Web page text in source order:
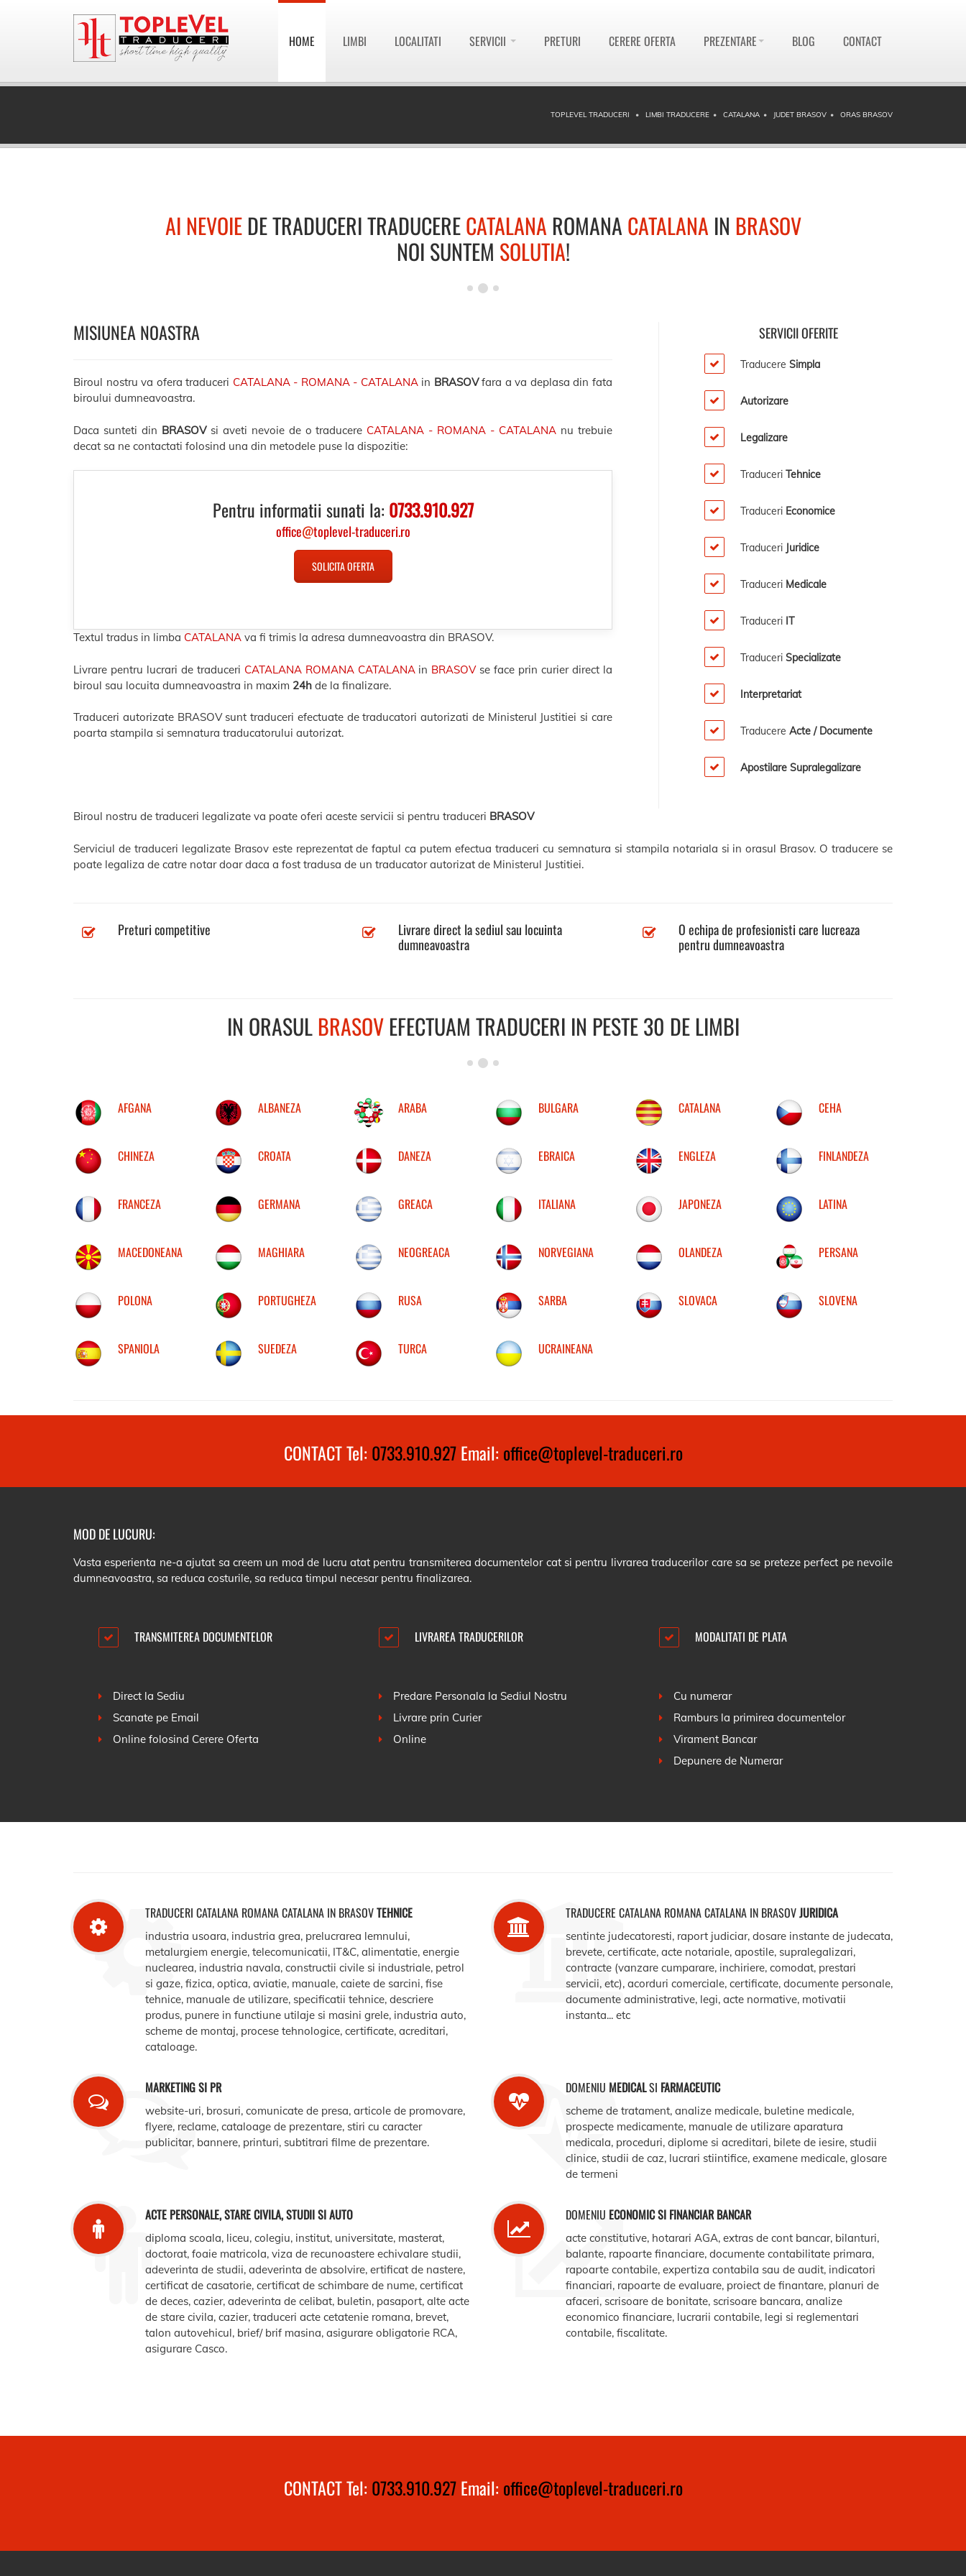
HOME LIMBI LOCALITATI SERVICII PRETURI CERERE OFERTA PREZENTARE BLOG CONTACT
TOPLEVEL TRADUCERI LIMBI TRADUCERE CATALANA JUDET BRASOV ORAS BRASOV
AI NEVOIEDE TRADUCERI TRADUCERECATALANA ROMANA CATALANA IN BRASOV
NOI SUNTEM SOLUTIA!
MISIUNEA NOASTRA
Biroul nostru va ofera traduceri CATALANA - ROMANA - CATALANA in BRASOVfara a va deplasa din fata
biroului dumneavoastra.
Daca sunteti din BRASOVsi aveti nevoie de o traducere CATALANA - ROMANA - CATALANA nu trebuie
decat sa ne contactati folosind una din metodele puse la dispozitie:
Pentru informatii sunati la: 0733.910.927
office@toplevel-traduceri.ro
SOLICITA OFERTA
Textul tradus in limba CATALANA va fi trimis la adresa dumneavoastra din BRASOV.
Livrare pentru lucrari de traduceri CATALANA ROMANA CATALANA in BRASOVse face prin curier direct la
biroul sau locuita dumneavoastra in maxim 24h de la finalizare.
Traduceri autorizate BRASOV sunt traduceri efectuate de traducatori autorizati de Ministerul Justitiei si care
poarta stampila si semnatura traducatorului autorizat.
SERVICII OFERITE
Traducere Simpla
Autorizare
Legalizare
Traduceri Tehnice
Traduceri Economice
Traduceri Juridice
Traduceri Medicale
Traduceri IT
Traduceri Specializate
Interpretariat
Traducere Acte / Documente
Apostilare Supralegalizare
Biroul nostru de traduceri legalizate va poate oferi aceste servicii si pentru traduceri BRASOV
Serviciul de traduceri legalizate Brasov este reprezentat de faptul ca putem efectua traduceri cu semnatura si stampila notariala si in orasul Brasov. O traducere se
poate legaliza de catre notar doar daca a fost tradusa de un traducator autorizat de Ministerul Justitiei.
Preturi competitive
Livrare direct la sediul sau locuinta
dumneavoastra
O echipa de profesionisti care lucreaza
pentru dumneavoastra
IN ORASULBRASOVEFECTUAM TRADUCERI IN PESTE 30 DE LIMBI
AFGANA ALBANEZA ARABA BULGARA CATALANA CEHA
CHINEZA CROATA DANEZA EBRAICA ENGLEZA FINLANDEZA
FRANCEZA GERMANA GREACA ITALIANA JAPONEZA LATINA
MACEDONEANA MAGHIARA NEOGREACA NORVEGIANA OLANDEZA PERSANA
POLONA PORTUGHEZA RUSA SARBA SLOVACA SLOVENA
SPANIOLA SUEDEZA TURCA UCRAINEANA
CONTACT Tel: 0733.910.927Email: office@toplevel-traduceri.ro
MOD DE LUCURU:
Vasta esperienta ne-a ajutat sa creem un mod de lucru atat pentru transmiterea documentelor cat si pentru livrarea traducerilor care sa se preteze perfect pe nevoile
dumneavoastra, sa reduca costurile, sa reduca timpul necesar pentru finalizarea.
TRANSMITEREA DOCUMENTELOR
Direct la Sediu
Scanate pe Email
Online folosind Cerere Oferta
LIVRAREA TRADUCERILOR
Predare Personala la Sediul Nostru
Livrare prin Curier
Online
MODALITATI DE PLATA
Cu numerar
Ramburs la primirea documentelor
Virament Bancar
Depunere de Numerar
TRADUCERI CATALANA ROMANA CATALANA IN BRASOVTEHNICE
industria usoara, industria grea, prelucrarea lemnului,
metalurgiem energie, telecomunicatii, IT&C, alimentatie, energie
nuclearea, industria navala, constructii civile si industriale, petrol
si gaze, fizica, optica, aviatie, manuale, caiete de sarcini, fise
tehnice, manuale de utilizare, specificatii tehnice, descriere
produs, punere in functiune utilaje si masini grele, industria auto,
scheme de montaj, procese tehnologice, certificate, acreditari,
cataloage.
TRADUCERE CATALANA ROMANA CATALANA IN BRASOVJURIDICA
sentinte judecatoresti, raport judiciar, dosare instante de judecata,
brevete, certificate, acte notariale, apostile, supralegalizari,
contracte (vanzare cumparare, inchiriere, comodat, prestari
servicii, etc), acorduri comerciale, certificate, documente personale,
documente administrative, legi, acte normative, motivatii
instanta... etc
MARKETING SI PR
website-uri, brosuri, comunicate de presa, articole de promovare,
flyere, reclame, cataloage de prezentare, stiri cu caracter
publicitar, bannere, printuri, subtitrari filme de prezentare.
DOMENIU MEDICALSI FARMACEUTIC
scheme de tratament, analize medicale, buletine medicale,
prospecte medicamente, manuale de utilizare aparatura
medicala, proceduri, diplome si acreditari, bilete de iesire, studii
clinice, studii de caz, lucrari stiintifice, examene medicale, glosare
de termeni
ACTE PERSONALE, STARE CIVILA, STUDII SI AUTO
diploma scoala, liceu, colegiu, institut, universitate, masterat,
doctorat, foaie matricola, viza de recunoastere echivalare studii,
adeverinta de studii, adeverinta de absolvire, ertificat de nastere,
certificat de casatorie, certificat de schimbare de nume, certificat
de deces, cazier, adeverinta de celibat, buletin, pasaport, alte acte
de stare civila, cazier, traduceri acte cetatenie romana, brevet,
talon autovehicul, brief/ brif masina, asigurare obligatorie RCA,
asigurare Casco.
DOMENIU ECONOMIC SI FINANCIAR BANCAR
acte constitutive, hotarari AGA, extras de cont bancar, bilanturi,
balante, rapoarte financiare, documente contabilitate primara,
rapoarte contabile, expertiza contabila sau de audit, indicatori
financiari, rapoarte de evaluare, proiect de finantare, planuri de
afaceri, scrisoare de bonitate, scrisoare bancara, analize
economico financiare, lucrarii contabile, legi si reglementari
contabile, fiscalitate.
CONTACT Tel: 0733.910.927Email: office@toplevel-traduceri.ro